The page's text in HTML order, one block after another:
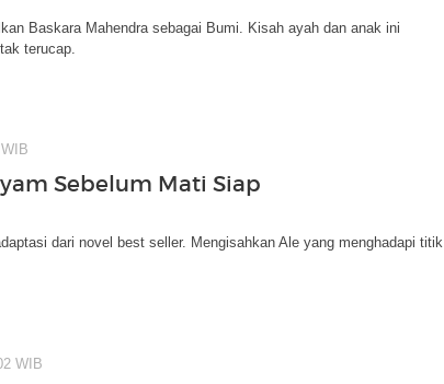
Baskara Mahendra sebagai Bumi. Kisah ayah dan anak ini
terucap.
Sebelum Mati Siap
dari novel best seller. Mengisahkan Ale yang menghadapi titik
WIB